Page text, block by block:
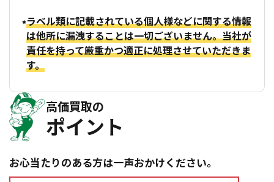
ラベル類に記載されている個人様などに関する情報
は他所に漏洩することは一切ございません。当社が
責任を持って厳重かつ適正に処理させていただきま
す。
高価買取の
ポイント
お心当たりのある方は一声おかけください。